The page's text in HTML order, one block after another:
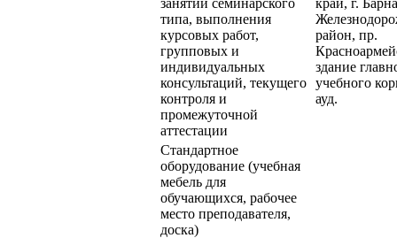
типа, выполнения
курсовых работ,
групповых и
индивидуальных
консультаций, текущего
контроля и
промежуточной
аттестации
район, пр.
здание
учебного
ауд.
Стандартное
оборудование (учебная
мебель для
обучающихся, рабочее
место преподавателя,
доска)